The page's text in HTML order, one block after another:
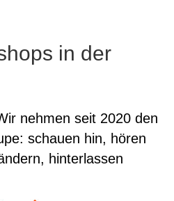
b
k
a
in der
nehmen seit 2020 den
schauen hin, hören
hinterlassen